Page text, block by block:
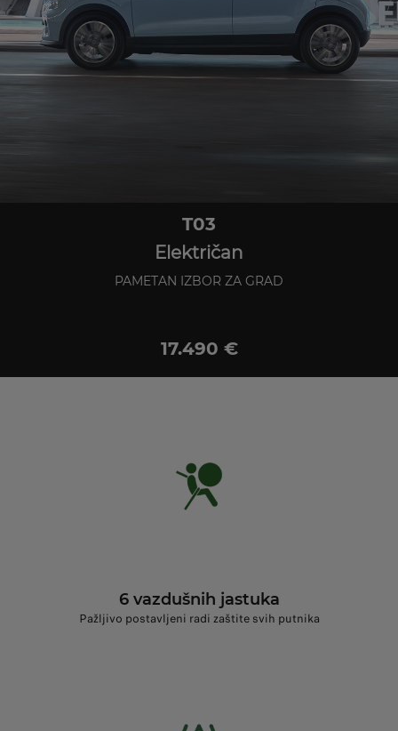
T03
Električan
PAMETAN IZBOR ZA GRAD
17.490 €
6 vazdušnih jastuka
Pažljivo postavljeni radi zaštite svih putnika